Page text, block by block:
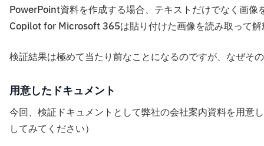
PowerPoint資料を作成する場合、テキストだけでなく画
Copilot for Microsoft 365は貼り付けた画像を読み取って
検証結果は極めて当たり前なことになるのですが、なぜそ
用意したドキュメント
今回、検証ドキュメントとして弊社の会社案内資料を用意
してみてください）